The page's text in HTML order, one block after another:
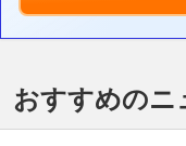
おすすめのニ